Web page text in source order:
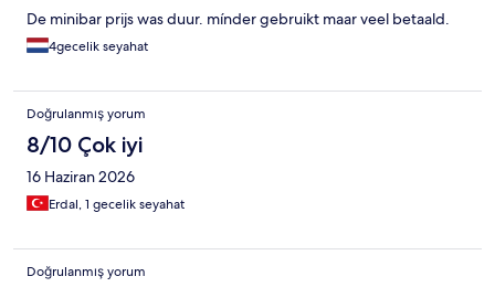
De minibar prijs was duur. mínder gebruikt maar veel betaald.
4gecelik seyahat
Doğrulanmış yorum
8/10 Çok iyi
16 Haziran 2026
Erdal, 1 gecelik seyahat
Doğrulanmış yorum